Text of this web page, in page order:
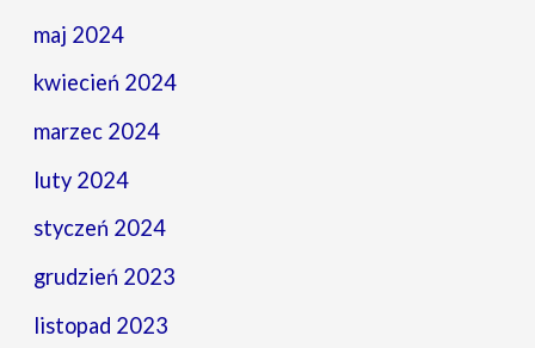
maj 2024
kwiecień 2024
marzec 2024
luty 2024
styczeń 2024
grudzień 2023
listopad 2023